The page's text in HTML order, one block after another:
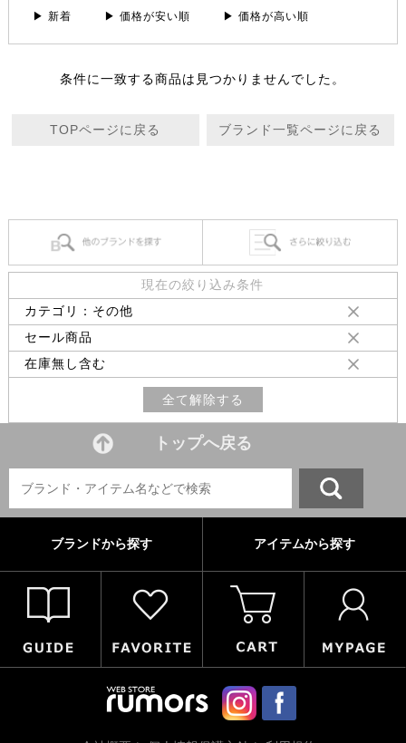
▶ 新着 ▶ 価格が安い順 ▶ 価格が高い順
条件に一致する商品は見つかりませんでした。
TOPページに戻る ブランド一覧ページに戻る
現在の絞り込み条件
カテゴリ：その他
セール商品
在庫無し含む
全て解除する
トップへ戻る
ブランドから探す アイテムから探す